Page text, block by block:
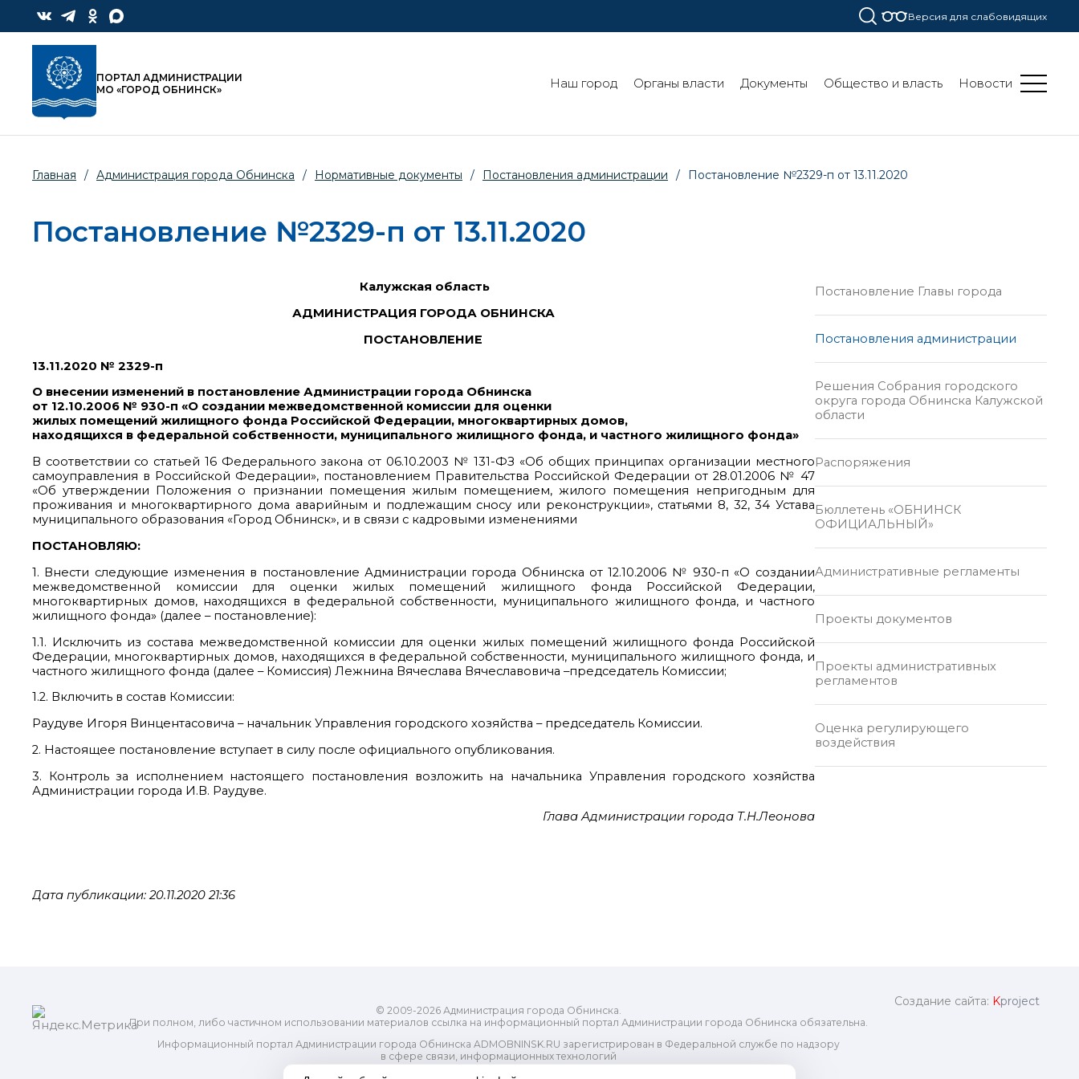
Версия для слабовидящих
ПОРТАЛ АДМИНИСТРАЦИИ
МО «ГОРОД ОБНИНСК»
Наш город Органы власти Документы Общество и власть Новости
Главная / Администрация города Обнинска / Нормативные документы / Постановления администрации / Постановление №2329-п от 13.11.2020
Постановление №2329-п от 13.11.2020
Калужская область
АДМИНИСТРАЦИЯ ГОРОДА ОБНИНСКА
ПОСТАНОВЛЕНИЕ
13.11.2020 № 2329-п
О внесении изменений в постановление Администрации города Обнинска
от 12.10.2006 № 930-п «О создании межведомственной комиссии для оценки
жилых помещений жилищного фонда Российской Федерации, многоквартирных домов,
находящихся в федеральной собственности, муниципального жилищного фонда, и частного жилищного фонда»
В соответствии со статьей 16 Федерального закона от 06.10.2003 № 131-ФЗ «Об общих принципах организации местного
самоуправления в Российской Федерации», постановлением Правительства Российской Федерации от 28.01.2006 № 47
«Об утверждении Положения о признании помещения жилым помещением, жилого помещения непригодным для
проживания и многоквартирного дома аварийным и подлежащим сносу или реконструкции», статьями 8, 32, 34 Устава
муниципального образования «Город Обнинск», и в связи с кадровыми изменениями
ПОСТАНОВЛЯЮ:
1. Внести следующие изменения в постановление Администрации города Обнинска от 12.10.2006 № 930-п «О создании
межведомственной комиссии для оценки жилых помещений жилищного фонда Российской Федерации,
многоквартирных домов, находящихся в федеральной собственности, муниципального жилищного фонда, и частного
жилищного фонда» (далее – постановление):
1.1. Исключить из состава межведомственной комиссии для оценки жилых помещений жилищного фонда Российской
Федерации, многоквартирных домов, находящихся в федеральной собственности, муниципального жилищного фонда, и
частного жилищного фонда (далее – Комиссия) Лежнина Вячеслава Вячеславовича –председатель Комиссии;
1.2. Включить в состав Комиссии:
Раудуве Игоря Винцентасовича – начальник Управления городского хозяйства – председатель Комиссии.
2. Настоящее постановление вступает в силу после официального опубликования.
3. Контроль за исполнением настоящего постановления возложить на начальника Управления городского хозяйства
Администрации города И.В. Раудуве.
Глава Администрации города Т.Н.Леонова
Дата публикации: 20.11.2020 21:36
Постановление Главы города
Постановления администрации
Решения Собрания городского
округа города Обнинска Калужской
области
Распоряжения
Бюллетень «ОБНИНСК
ОФИЦИАЛЬНЫЙ»
Административные регламенты
Проекты документов
Проекты административных
регламентов
Оценка регулирующего
воздействия
© 2009-2026 Администрация города Обнинска.
При полном, либо частичном использовании материалов ссылка на информационный портал Администрации города Обнинска обязательна.
Информационный портал Администрации города Обнинска ADMOBNINSK.RU зарегистрирован в Федеральной службе по надзору
в сфере связи, информационных технологий
и массовых коммуникаций (Роскомнадзор) 24 июля 2018 года.
Создание сайта: Kproject